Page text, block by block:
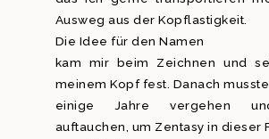
Ausweg aus der Kopflastigkeit.
Die Idee für den Namen
kam mir beim Zeichnen und
meinem Kopf fest. Danach
einige Jahre vergehen
auftauchen, um Zentasy in dieser